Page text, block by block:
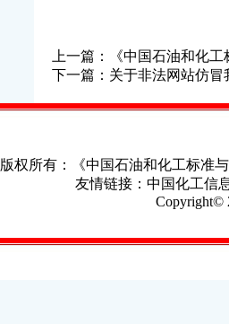
上一篇：
《中国石油和化
下一篇： 关于非法网站仿
版权所有：《中国石油和化工标
友情链接： 中国化工信
Copyright©